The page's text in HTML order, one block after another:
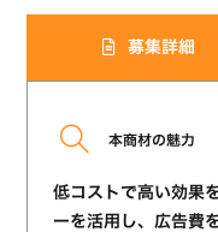
募集詳細
本商材の魅力
低コストで高い効果
ーを活用し、広告費